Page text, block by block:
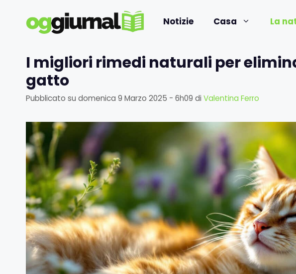
contenuto
Notizie Casa La
I migliori rimedi naturali per
gatto
Pubblicato su domenica 9 Marzo 2025 - 6h09 di Valentina Ferro